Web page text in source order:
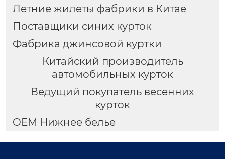
Летние жилеты фабрики в Китае
Поставщики синих курток
Фабрика джинсовой куртки
Китайский производитель
автомобильных курток
Ведущий покупатель весенних
курток
OEM Нижнее белье